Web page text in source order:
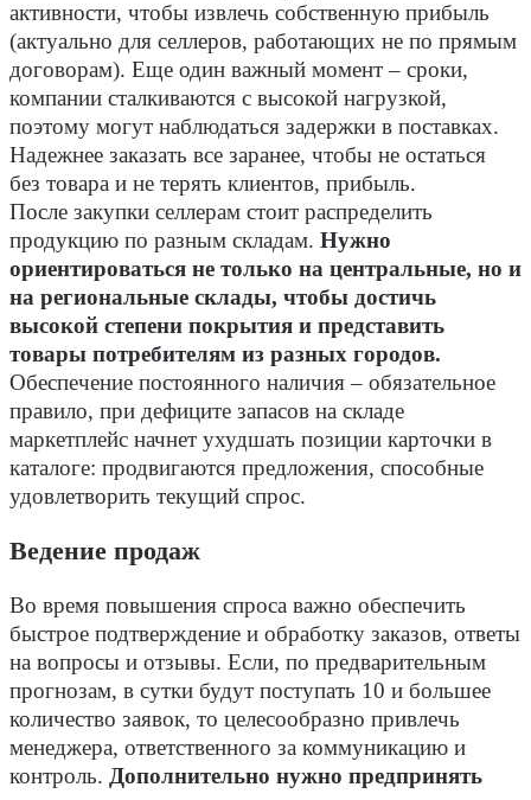
активности, чтобы извлечь собственную прибыль
(актуально для селлеров, работающих не по прямым
договорам). Еще один важный момент – сроки,
компании сталкиваются с высокой нагрузкой,
поэтому могут наблюдаться задержки в поставках.
Надежнее заказать все заранее, чтобы не остаться
без товара и не терять клиентов, прибыль.
После закупки селлерам стоит распределить
продукцию по разным складам. Нужно
ориентироваться не только на центральные, но и
на региональные склады, чтобы достичь
высокой степени покрытия и представить
товары потребителям из разных городов.
Обеспечение постоянного наличия – обязательное
правило, при дефиците запасов на складе
маркетплейс начнет ухудшать позиции карточки в
каталоге: продвигаются предложения, способные
удовлетворить текущий спрос.
Ведение продаж
Во время повышения спроса важно обеспечить
быстрое подтверждение и обработку заказов, ответы
на вопросы и отзывы. Если, по предварительным
прогнозам, в сутки будут поступать 10 и большее
количество заявок, то целесообразно привлечь
менеджера, ответственного за коммуникацию и
контроль. Дополнительно нужно предпринять